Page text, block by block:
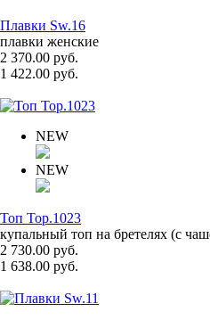
Плавки Sw.16
плавки женские
2 370.00 руб.
1 422.00 руб.
NEW
NEW
Топ Top.1023
купальный топ на бретелях (с
2 730.00 руб.
1 638.00 руб.